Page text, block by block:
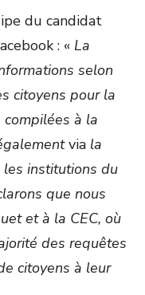
du candidat
: « La
selon
citoyens pour la
à la
via la
les institutions du
que nous
et à la CEC, où
des requêtes
citoyens à leur